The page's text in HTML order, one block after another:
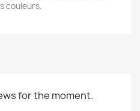
couleurs.
for the moment.